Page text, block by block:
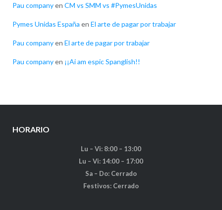
Pau companyen CM vs SMM vs #PymesUnidas
Pymes Unidas España en El arte de pagar por trabajar
Pau companyen El arte de pagar por trabajar
Pau companyen ¡¡Ai am espic Spanglish!!
HORARIO
Lu – Vi: 8:00 – 13:00
Lu – Vi: 14:00 – 17:00
Sa – Do: Cerrado
Festivos: Cerrado